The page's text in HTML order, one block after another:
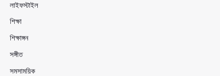
লাইফস্টাইল
শিক্ষা
শিক্ষাঙ্গন
সঙ্গীত
সমসাময়িক